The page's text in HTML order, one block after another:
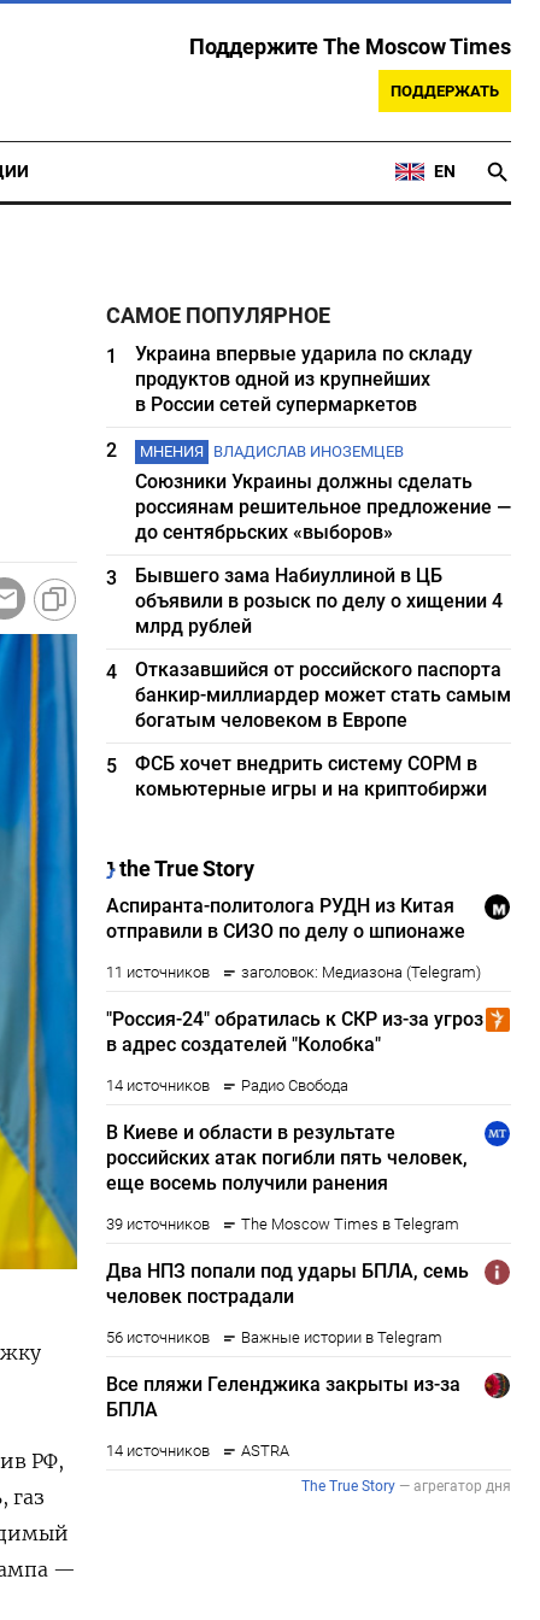
Поддержите The Moscow Times
ПОДДЕРЖАТЬ
EN
РФ,
газ
—
САМОЕ ПОПУЛЯРНОЕ
1
Украина впервые ударила по складу
продуктов одной из крупнейших
в России сетей супермаркетов
2
МНЕНИЯ ВЛАДИСЛАВ ИНОЗЕМЦЕВ
Союзники Украины должны сделать
россиянам решительное предложение —
до сентябрьских «выборов»
3
Бывшего зама Набиуллиной в ЦБ
объявили в розыск по делу о хищении 4
млрд рублей
4
Отказавшийся от российского паспорта
банкир-миллиардер может стать самым
богатым человеком в Европе
5
ФСБ хочет внедрить систему СОРМ в
комьютерные игры и на криптобиржи